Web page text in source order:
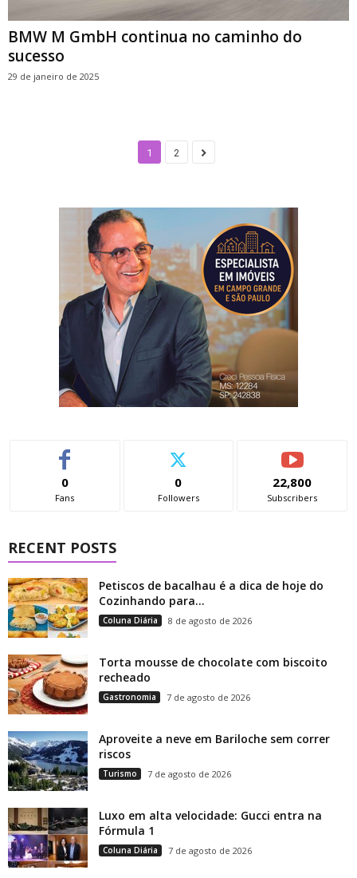
BMW M GmbH continua no caminho do
sucesso
29 de janeiro de 2025
1 2
0
Fans
0
Followers
22,800
Subscribers
RECENT POSTS
Petiscos de bacalhau é a dica de hoje do
Cozinhando para...
Coluna Diária 8 de agosto de 2026
Torta mousse de chocolate com biscoito
recheado
Gastronomia 7 de agosto de 2026
Aproveite a neve em Bariloche sem correr
riscos
Turismo 7 de agosto de 2026
Luxo em alta velocidade: Gucci entra na
Fórmula 1
Coluna Diária 7 de agosto de 2026